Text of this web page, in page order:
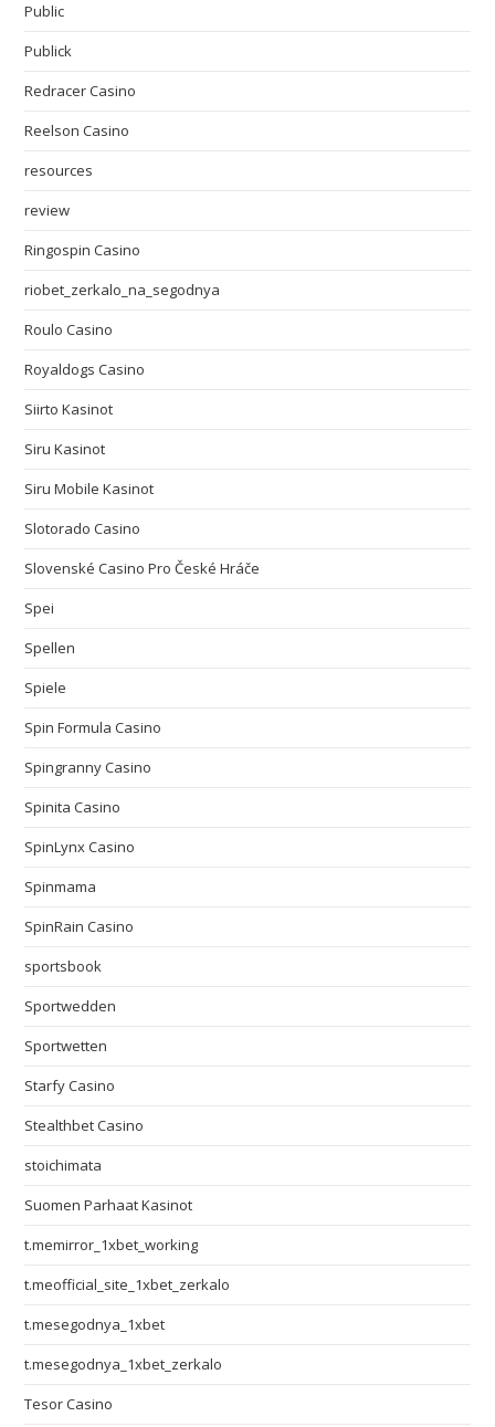
Public
Publick
Redracer Casino
Reelson Casino
resources
review
Ringospin Casino
riobet_zerkalo_na_segodnya
Roulo Casino
Royaldogs Casino
Siirto Kasinot
Siru Kasinot
Siru Mobile Kasinot
Slotorado Casino
Slovenské Casino Pro České Hráče
Spei
Spellen
Spiele
Spin Formula Casino
Spingranny Casino
Spinita Casino
SpinLynx Casino
Spinmama
SpinRain Casino
sportsbook
Sportwedden
Sportwetten
Starfy Casino
Stealthbet Casino
stoichimata
Suomen Parhaat Kasinot
t.memirror_1xbet_working
t.meofficial_site_1xbet_zerkalo
t.mesegodnya_1xbet
t.mesegodnya_1xbet_zerkalo
Tesor Casino